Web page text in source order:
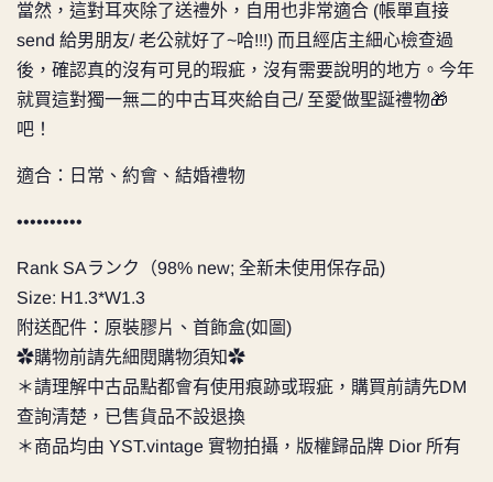
當然，這對耳夾除了送禮外，自用也非常適合 (帳單直接
send 給男朋友/ 老公就好了~哈!!!) 而且經店主細心檢查過
後，確認真的沒有可見的瑕疵，沒有需要說明的地方。今年
就買這對獨一無二的中古耳夾給自己/ 至愛做聖誕禮物🎁
吧！
適合：日常、約會、結婚禮物
••••••••••
Rank SAランク（98% new; 全新未使用保存品)
Size: H1.3*W1.3
附送配件：原裝膠片、首飾盒(如圖)
✿購物前請先細閱購物須知✿
＊請理解中古品點都會有使用痕跡或瑕疵，購買前請先DM
查詢清楚，已售貨品不設退換
＊商品均由 YST.vintage 實物拍攝，版權歸品牌 Dior 所有